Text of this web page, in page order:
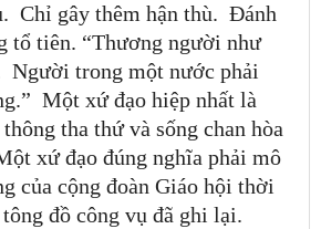
Chỉ gây thêm hận thù. Đánh
tổ tiên. “Thương người như
Người trong một nước phải
” Một xứ đạo hiệp nhất là
tha thứ và sống chan hòa
xứ đạo đúng nghĩa phải mô
của cộng đoàn Giáo hội thời
đồ công vụ đã ghi lại.